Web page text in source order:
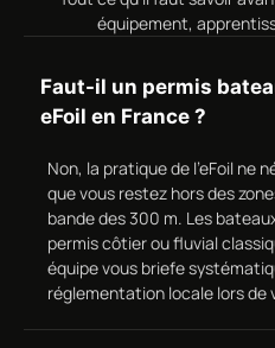
équipement,
Faut-il un permis
eFoil en France ?
Non, la pratique de l’eFoil ne
que vous restez hors des
bande des 300 m. Les
permis côtier ou fluvial
équipe vous briefe
réglementation locale lors de